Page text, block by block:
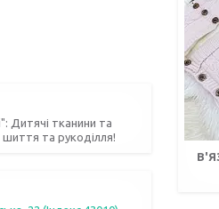
Дитячі тканини та
та рукоділля!